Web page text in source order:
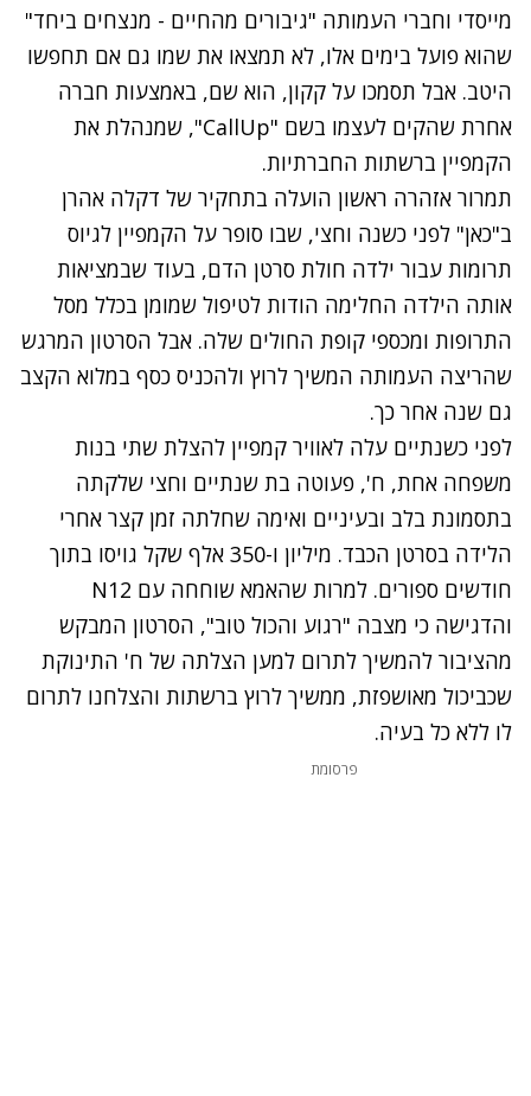
מייסדי וחברי העמותה "גיבורים מהחיים - מנצחים ביחד"
שהוא פועל בימים אלו, לא תמצאו את שמו גם אם תחפשו
היטב. אבל תסמכו על קקון, הוא שם, באמצעות חברה
אחרת שהקים לעצמו בשם "CallUp", שמנהלת את
הקמפיין ברשתות החברתיות.
תמרור אזהרה ראשון הועלה בתחקיר של דקלה אהרן
ב"כאן" לפני כשנה וחצי, שבו סופר על הקמפיין לגיוס
תרומות עבור ילדה חולת סרטן הדם, בעוד שבמציאות
אותה הילדה החלימה הודות לטיפול שמומן בכלל מסל
התרופות ומכספי קופת החולים שלה. אבל הסרטון המרגש
שהריצה העמותה המשיך לרוץ ולהכניס כסף במלוא הקצב
גם שנה אחר כך.
לפני כשנתיים עלה לאוויר קמפיין להצלת שתי בנות
משפחה אחת, ח', פעוטה בת שנתיים וחצי שלקתה
בתסמונת בלב ובעיניים ואימה שחלתה זמן קצר אחרי
הלידה בסרטן הכבד. מיליון ו-350 אלף שקל גויסו בתוך
חודשים ספורים. למרות שהאמא שוחחה עם N12
והדגישה כי מצבה "רגוע והכול טוב", הסרטון המבקש
מהציבור להמשיך לתרום למען הצלתה של ח' התינוקת
שכביכול מאושפזת, ממשיך לרוץ ברשתות והצלחנו לתרום
לו ללא כל בעיה.
פרסומת